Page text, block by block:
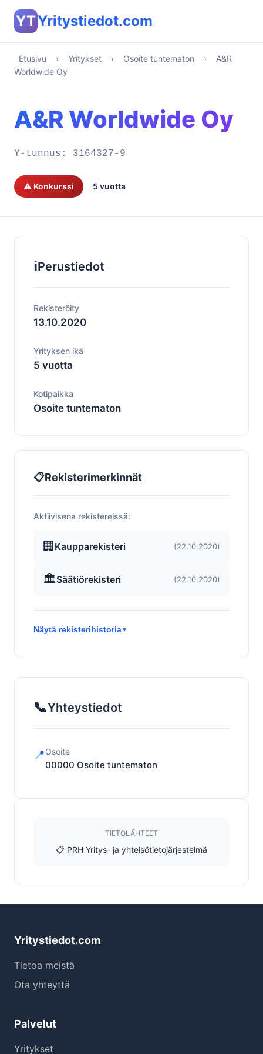
YTYritystiedot.com
Etusivu › Yritykset › Osoite tuntematon ›
A&R
Worldwide Oy
A&R Worldwide Oy
Y-tunnus: 3164327-9
⚠️ Konkurssi 5 vuotta
ℹ️Perustiedot
Rekisteröity
13.10.2020
Yrityksen ikä
5 vuotta
Kotipaikka
Osoite tuntematon
📋Rekisterimerkinnät
Aktiivisena rekistereissä:
🏢 Kaupparekisteri (22.10.2020)
🏛️Säätiörekisteri (22.10.2020)
Näytä rekisterihistoria▼
📞Yhteystiedot
📍Osoite
00000 Osoite tuntematon
TIETOLÄHTEET
📋 PRH Yritys- ja yhteisötietojärjestelmä
Yritystiedot.com
Tietoa meistä
Ota yhteyttä
Palvelut
Yritykset